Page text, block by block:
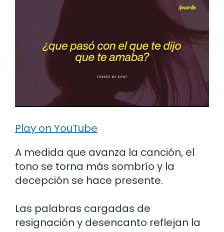
Play on YouTube
A medida que avanza la canción, el
tono se torna más sombrío y la
decepción se hace presente.
Las palabras cargadas de
resignación y desencanto reflejan la